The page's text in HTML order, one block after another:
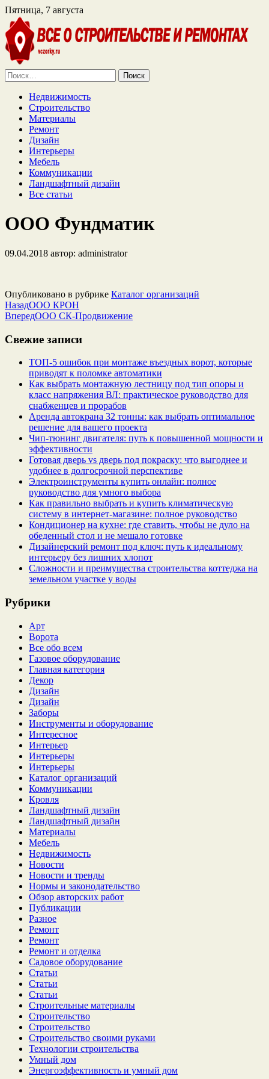
Пятница, 7 августа
Найти:
Недвижимость
Строительство
Материалы
Ремонт
Дизайн
Интерьеры
Мебель
Коммуникации
Ландшафтный дизайн
Все статьи
ООО Фундматик
09.04.2018 автор: administrator
Опубликовано в рубрике Каталог организаций
НазадООО КРОН
ВпередООО СК-Продвижение
Свежие записи
ТОП-5 ошибок при монтаже въездных ворот, которые
приводят к поломке автоматики
Как выбрать монтажную лестницу под тип опоры и
класс напряжения ВЛ: практическое руководство для
снабженцев и прорабов
Аренда автокрана 32 тонны: как выбрать оптимальное
решение для вашего проекта
Чип‑тюнинг двигателя: путь к повышенной мощности и
эффективности
Готовая дверь vs дверь под покраску: что выгоднее и
удобнее в долгосрочной перспективе
Электроинструменты купить онлайн: полное
руководство для умного выбора
Как правильно выбрать и купить климатическую
систему в интернет‑магазине: полное руководство
Кондиционер на кухне: где ставить, чтобы не дуло на
обеденный стол и не мешало готовке
Дизайнерский ремонт под ключ: путь к идеальному
интерьеру без лишних хлопот
Сложности и преимущества строительства коттеджа на
земельном участке у воды
Рубрики
Арт
Ворота
Все обо всем
Газовое оборудование
Главная категория
Декор
Дизайн
Дизайн
Заборы
Инструменты и оборудование
Интересное
Интерьер
Интерьеры
Интерьеры
Каталог организаций
Коммуникации
Кровля
Ландшафтный дизайн
Ландшафтный дизайн
Материалы
Мебель
Недвижимость
Новости
Новости и тренды
Нормы и законодательство
Обзор авторских работ
Публикации
Разное
Ремонт
Ремонт
Ремонт и отделка
Садовое оборудование
Статьи
Статьи
Статьи
Строительные материалы
Строительство
Строительство
Строительство своими руками
Технологии строительства
Умный дом
Энергоэффективность и умный дом